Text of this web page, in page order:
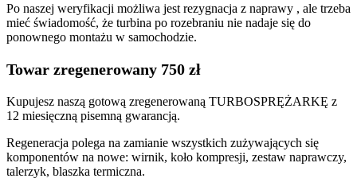
Po naszej weryfikacji możliwa jest rezygnacja z naprawy , ale trzeba
mieć świadomość, że turbina po rozebraniu nie nadaje się do
ponownego montażu w samochodzie.
Towar zregenerowany 750 zł
Kupujesz naszą gotową zregenerowaną TURBOSPRĘŻARKĘ z
12 miesięczną pisemną gwarancją.
Regeneracja polega na zamianie wszystkich zużywających się
komponentów na nowe: wirnik, koło kompresji, zestaw naprawczy,
talerzyk, blaszka termiczna.